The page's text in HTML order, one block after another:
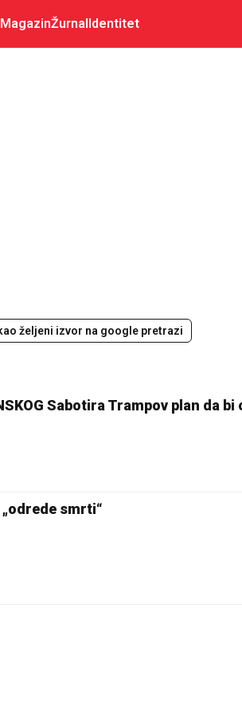
MagazinŽurnalIdentitet
željeni izvor na google pretrazi
Sabotira Trampov plan da bi
„odrede smrti“